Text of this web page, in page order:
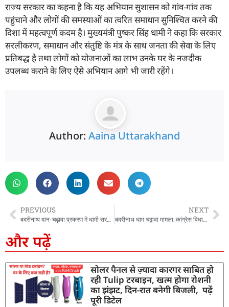
राज्य सरकार का कहना है कि यह अभियान सुशासन को गांव-गांव तक
पहुंचाने और लोगों की समस्याओं का त्वरित समाधान सुनिश्चित करने की
दिशा में महत्वपूर्ण कदम है। मुख्यमंत्री पुष्कर सिंह धामी ने कहा कि सरकार
सरलीकरण, समाधान और संतुष्टि के मंत्र के साथ जनता की सेवा के लिए
प्रतिबद्ध है तथा लोगों को योजनाओं का लाभ उनके घर के नजदीक
उपलब्ध कराने के लिए ऐसे अभियान आगे भी जारी रहेंगे।
Author: Aaina Uttarakhand
PREVIOUS
बदरीनाथ दान-चढ़ावा प्रकरण में धामी सरकार सख्त, उच्चस्तरीय जांच समिति गठित; बीकेटीसी के पीए प्रमोद नौटियाल निलंबित
NEXT
बदरीनाथ धाम चढ़ावा मामला: कांग्रेस विधायक लखपत बुटोला ने निष्पक्ष जांच की मांग उठाई, मंच पर हुए भावुक
और पढ़ें
सोलर पैनल से ज़्यादा कारगर साबित हो
रही Tulip टरबाइन, खत्म होगा रोशनी
का झंझट, दिन-रात बनेगी बिजली, पढ़ें
पूरी डिटेल